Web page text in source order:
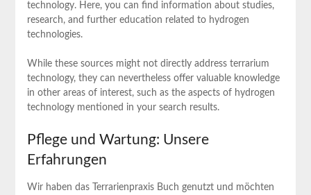
⁢technology. Here, you can find information⁣ about studies,
research, and further education related⁤ to hydrogen⁣
technologies.
While these sources might not directly address terrarium
⁢technology, they can⁣ nevertheless offer valuable knowledge
in other ⁣areas of interest, such ‍as the aspects of hydrogen
technology​ mentioned in your search results.
Pflege und Wartung: Unsere
⁣Erfahrungen
Wir haben das Terrarienpraxis ⁢Buch genutzt und möchten‍